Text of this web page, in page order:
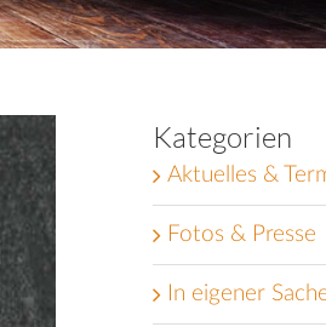
Kategorien
Aktuelles &
Fotos & Presse
In eigener